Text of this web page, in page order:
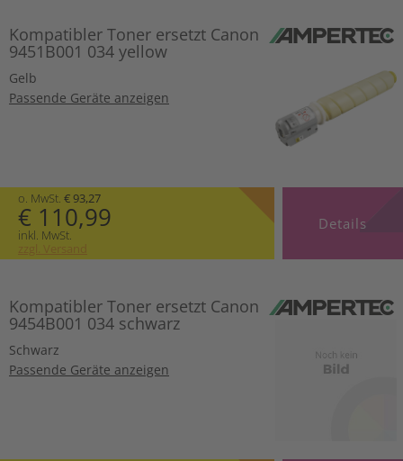
Kompatibler Toner ersetzt Canon
9451B001 034 yellow
Gelb
Passende Geräte anzeigen
o. MwSt. € 93,27
€ 110,99
inkl. MwSt.
zzgl. Versand
Details
Kompatibler Toner ersetzt Canon
9454B001 034 schwarz
Schwarz
Passende Geräte anzeigen